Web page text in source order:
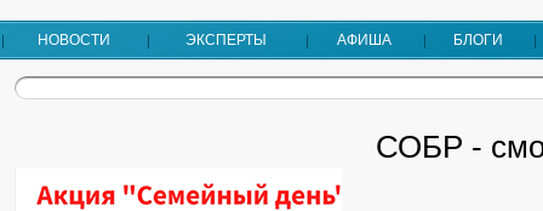
НОВОСТИ ЭКСПЕРТЫ АФИША БЛОГИ
СОБР -